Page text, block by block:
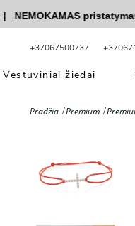
pristatymas
+37067500737
Vestuviniai žiedai
Pradžia Premium